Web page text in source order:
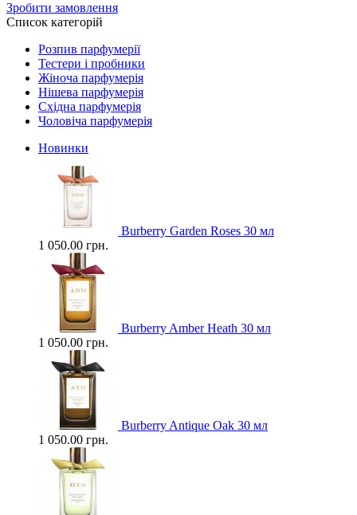
Зробити замовлення
Список категорій
Розпив парфумерії
Тестери і пробники
Жіноча парфумерія
Нішева парфумерія
Східна парфумерія
Чоловіча парфумерія
Новинки
Burberry Garden Roses 30 мл
1 050.00 грн.
Burberry Amber Heath 30 мл
1 050.00 грн.
Burberry Antique Oak 30 мл
1 050.00 грн.